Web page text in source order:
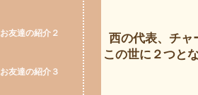
お友達の紹介２
お友達の紹介３
西の代表、チャ
この世に２つと